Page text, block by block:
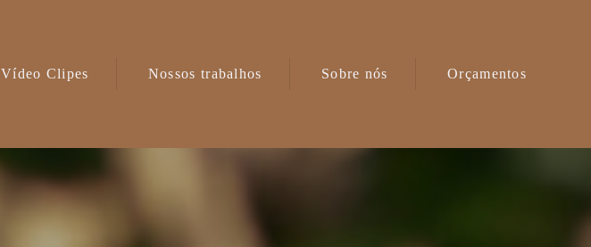
Vídeo Clipes Nossos trabalhos Sobre nós Orçamentos